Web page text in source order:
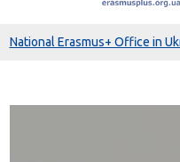
National Erasmus+ Office in